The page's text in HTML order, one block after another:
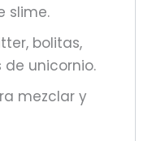
slime.
bolitas,
unicornio.
mezclar y